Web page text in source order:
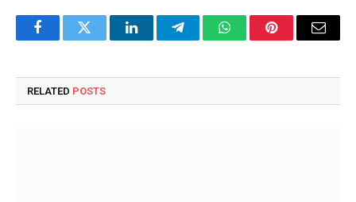
FacebookTwitter LinkedInTelegramWhatsAppPinterestEmail
RELATED POSTS